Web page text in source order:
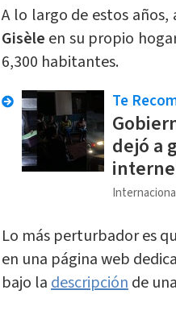
A lo largo de estos
Gisèle en su propio
6,300 habitantes.
Te
dejó a
Lo más perturbador es
en una página web
bajo ladescripciónde